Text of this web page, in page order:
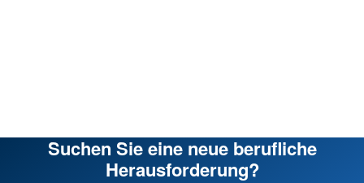
Suchen Sie eine neue berufliche
Herausforderung?